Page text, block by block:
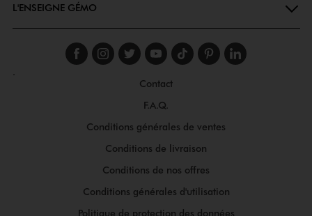
L'ENSEIGNE GÉMO
Suivez-nous sur
Suivez-nous sur
Suivez-nous sur
Suivez-nous
Suivez-nous
Suivez-
.
Contact
F.A.Q.
Conditions générales de ventes
Conditions de livraison
Conditions de nos offres
Conditions générales d'utilisation
Politique de protection des données